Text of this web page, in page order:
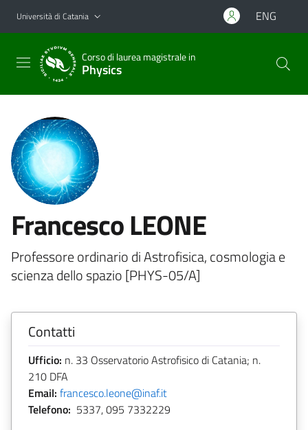
Vai al contenuto principale
Vai al menu di navigazione
Università di Catania ENG
Corso di laurea magistrale in
Physics
Francesco LEONE
Professore ordinario di Astrofisica, cosmologia e
scienza dello spazio [PHYS-05/A]
Contatti
Ufficio: n. 33 Osservatorio Astrofisico di Catania; n.
210 DFA
Email: francesco.leone@inaf.it
Telefono: 5337, 095 7332229